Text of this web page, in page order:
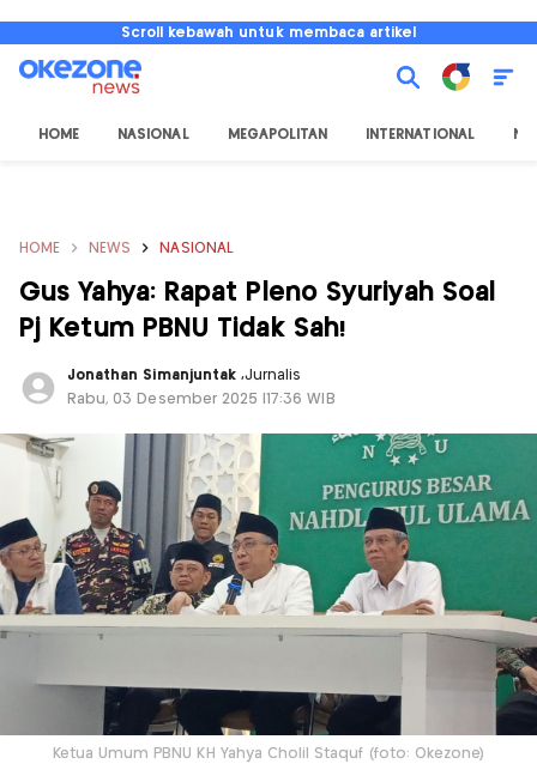
Scroll kebawah untuk membaca artikel
HOME NASIONAL MEGAPOLITAN INTERNATIONAL
HOME NEWS NASIONAL
Gus Yahya: Rapat Pleno Syuriyah Soal
Pj Ketum PBNU Tidak Sah!
Jonathan Simanjuntak,Jurnalis
Rabu, 03 Desember 2025 |17:36 WIB
Ketua Umum PBNU KH Yahya Cholil Staquf (foto: Okezone)